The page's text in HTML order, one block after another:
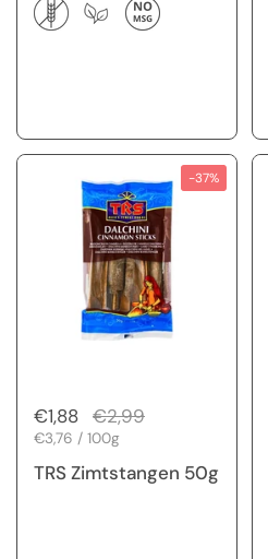
Regulärer Preis
€1,88 Sale-Preis
€2,99
Stückpreis
€3,76 / 100g
TRS Zimtstangen 50g
-37%